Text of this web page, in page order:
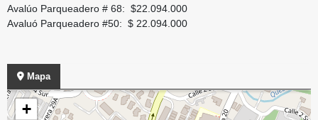
Avalúo Parqueadero # 68: $22.094.000
Avaluó Parqueadero #50: $ 22.094.000
Mapa
+